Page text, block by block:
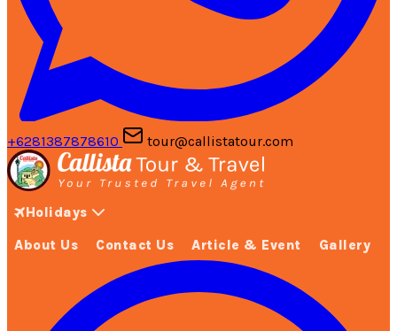
+6281387878610 tour@callistatour.com
Holidays
About Us Contact Us Article & Event Gallery